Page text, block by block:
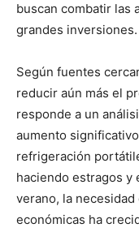
buscan combatir las
grandes inversiones.
Según fuentes
reducir aún más el
responde a un
aumento
refrigeración
haciendo estragos y
verano, la
económicas ha